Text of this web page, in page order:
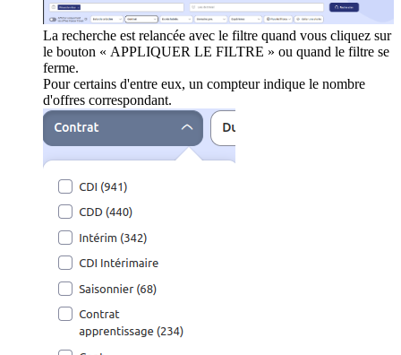
La recherche est relancée avec le filtre quand vous cliquez sur
le bouton « APPLIQUER LE FILTRE » ou quand le filtre se
ferme.
Pour certains d'entre eux, un compteur indique le nombre
d'offres correspondant.